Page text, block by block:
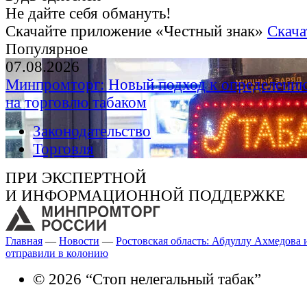
Не дайте себя обмануть!
Скачайте приложение «Честный знак»
Популярное
07.08.2026
Минпромторг: Новый подход к
на торговлю табаком
Законодательство
Торговля
ПРИ ЭКСПЕРТНОЙ
И ИНФОРМАЦИОННОЙ ПОДДЕРЖКЕ
Главная — Новости — Ростовская область: Абдуллу
отправили в колонию
© 2026 “Стоп нелегальный табак”